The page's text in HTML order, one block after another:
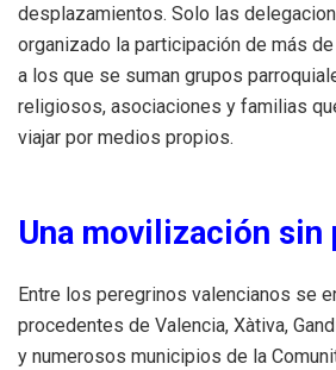
desplazamientos. Solo las
organizado la participación de más
a los que se suman grupos
religiosos, asociaciones y familias
viajar por medios propios.
Una movilización sin
Entre los peregrinos valencianos se
procedentes de Valencia, Xàtiva,
y numerosos municipios de la